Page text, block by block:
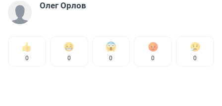
Олег Орлов
0 0 0 0 0